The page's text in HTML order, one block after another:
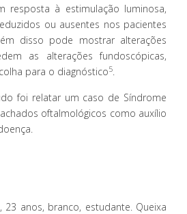
resposta à estimulação luminosa,
ou ausentes nos pacientes
disso pode mostrar alterações
as alterações fundoscópicas,
para o diagnóstico5.
foi relatar um caso de Síndrome
oftalmológicos como auxílio
23 anos, branco, estudante. Queixa